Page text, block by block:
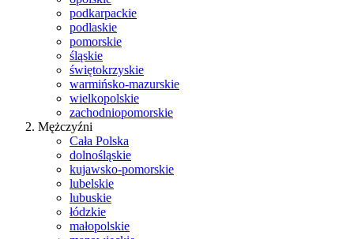
podkarpackie
podlaskie
pomorskie
śląskie
świętokrzyskie
warmińsko-mazurskie
wielkopolskie
zachodniopomorskie
Mężczyźni
Cała Polska
dolnośląskie
kujawsko-pomorskie
lubelskie
lubuskie
łódzkie
małopolskie